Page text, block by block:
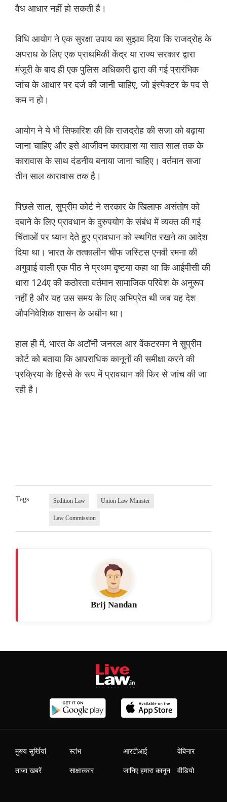
वैध आधार नहीं हो सकती है।
विधि आयोग ने एक सुरक्षा उपाय का सुझाव दिया कि राजद्रोह के
अपराध के लिए एक प्राथमिकी केंद्र या राज्य सरकार द्वारा
मंजूरी के बाद ही एक पुलिस अधिकारी द्वारा की गई प्रारंभिक
जांच के आधार पर दर्ज की जानी चाहिए, जो इंस्पेक्टर के पद से
कम न हो।
आयोग ने ये भी सिफारिश की कि राजद्रोह की सजा को बढ़ाया
जाना चाहिए और इसे आजीवन कारावास या सात साल तक के
कारावास के साथ दंडनीय बनाया जाना चाहिए। वर्तमान सजा
तीन साल कारावास तक है।
पिछले साल, सुप्रीम कोर्ट ने सरकार के खिलाफ असंतोष को
दबाने के लिए प्रावधान के दुरुपयोग के संबंध में व्यक्त की गई
चिंताओं पर ध्यान देते हुए प्रावधान को स्थगित रखने का आदेश
दिया था। भारत के तत्कालीन चीफ जस्टिस एनवी रमना की
अगुवाई वाली एक पीठ ने प्रथम दृष्टया कहा था कि आईपीसी की
धारा 124ए की कठोरता वर्तमान सामाजिक परिवेश के अनुरूप
नहीं है और यह उस समय के लिए अभिप्रेत थी जब यह देश
औपनिवेशिक शासन के अधीन था।
हाल ही में, भारत के अटॉर्नी जनरल आर वेंकटरमण ने सुप्रीम
कोर्ट को बताया कि आपराधिक कानूनों की समीक्षा करने की
प्रक्रिया के हिस्से के रूप में प्रावधान की फिर से जांच की जा
रही है।
Tags Sedition Law Union Law Minister
Law Commission
Brij Nandan
मुख्य सुर्खियां
ताजा खबरें
स्तंभ
साक्षात्कार
आरटीआई
जानिए हमारा कानून
वेबिनार
वीडियो